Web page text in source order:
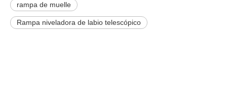
rampa de muelle
Rampa niveladora de labio telescópico